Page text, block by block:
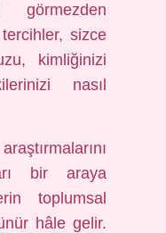
görmezden
sizce
kimliğinizi
nasıl
bir araya
toplumsal
hâle gelir.